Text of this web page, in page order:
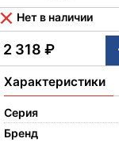
Нет в наличии
2 318₽
Характеристики
Серия
Бренд